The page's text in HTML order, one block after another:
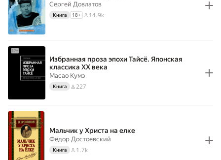
Сергей Довлатов
Книга 18+ 14.9k
Избранная проза эпохи Тайсё. Японская
классика XX века
Масао Кумэ
Книга 227
Мальчик у Христа на елке
Фёдор Достоевский
Книга 1.7k